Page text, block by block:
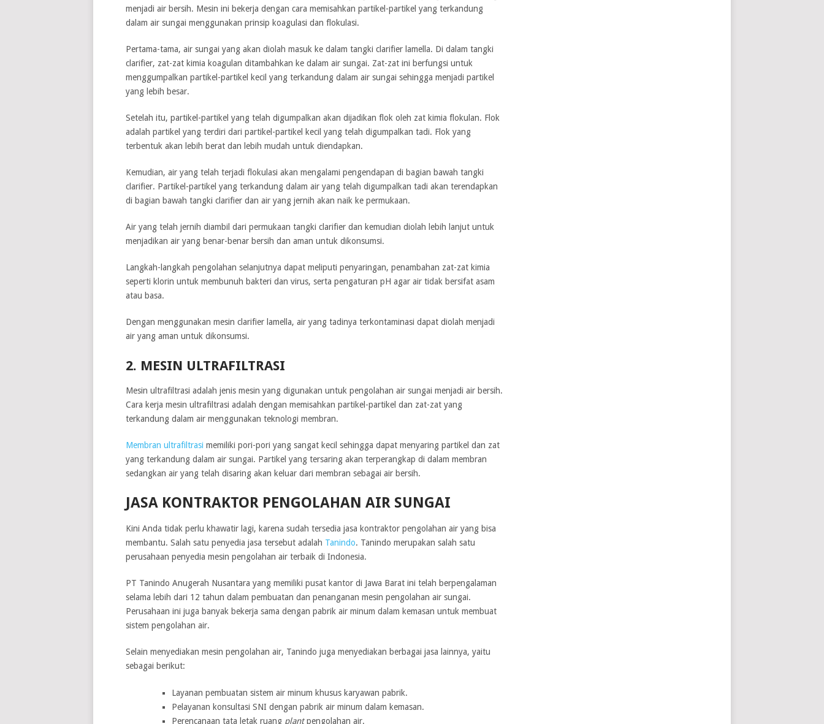
menjadi air bersih. Mesin ini bekerja dengan cara memisahkan partikel-partikel yang terkandung
dalam air sungai menggunakan prinsip koagulasi dan flokulasi.
Pertama-tama, air sungai yang akan diolah masuk ke dalam tangki clarifier lamella. Di dalam tangki
clarifier, zat-zat kimia koagulan ditambahkan ke dalam air sungai. Zat-zat ini berfungsi untuk
menggumpalkan partikel-partikel kecil yang terkandung dalam air sungai sehingga menjadi partikel
yang lebih besar.
Setelah itu, partikel-partikel yang telah digumpalkan akan dijadikan flok oleh zat kimia flokulan. Flok
adalah partikel yang terdiri dari partikel-partikel kecil yang telah digumpalkan tadi. Flok yang
terbentuk akan lebih berat dan lebih mudah untuk diendapkan.
Kemudian, air yang telah terjadi flokulasi akan mengalami pengendapan di bagian bawah tangki
clarifier. Partikel-partikel yang terkandung dalam air yang telah digumpalkan tadi akan terendapkan
di bagian bawah tangki clarifier dan air yang jernih akan naik ke permukaan.
Air yang telah jernih diambil dari permukaan tangki clarifier dan kemudian diolah lebih lanjut untuk
menjadikan air yang benar-benar bersih dan aman untuk dikonsumsi.
Langkah-langkah pengolahan selanjutnya dapat meliputi penyaringan, penambahan zat-zat kimia
seperti klorin untuk membunuh bakteri dan virus, serta pengaturan pH agar air tidak bersifat asam
atau basa.
Dengan menggunakan mesin clarifier lamella, air yang tadinya terkontaminasi dapat diolah menjadi
air yang aman untuk dikonsumsi.
2. MESIN ULTRAFILTRASI
Mesin ultrafiltrasi adalah jenis mesin yang digunakan untuk pengolahan air sungai menjadi air bersih.
Cara kerja mesin ultrafiltrasi adalah dengan memisahkan partikel-partikel dan zat-zat yang
terkandung dalam air menggunakan teknologi membran.
Membran ultrafiltrasi memiliki pori-pori yang sangat kecil sehingga dapat menyaring partikel dan zat
yang terkandung dalam air sungai. Partikel yang tersaring akan terperangkap di dalam membran
sedangkan air yang telah disaring akan keluar dari membran sebagai air bersih.
JASA KONTRAKTOR PENGOLAHAN AIR SUNGAI
Kini Anda tidak perlu khawatir lagi, karena sudah tersedia jasa kontraktor pengolahan air yang bisa
membantu. Salah satu penyedia jasa tersebut adalah Tanindo. Tanindo merupakan salah satu
perusahaan penyedia mesin pengolahan air terbaik di Indonesia.
PT Tanindo Anugerah Nusantara yang memiliki pusat kantor di Jawa Barat ini telah berpengalaman
selama lebih dari 12 tahun dalam pembuatan dan penanganan mesin pengolahan air sungai.
Perusahaan ini juga banyak bekerja sama dengan pabrik air minum dalam kemasan untuk membuat
sistem pengolahan air.
Selain menyediakan mesin pengolahan air, Tanindo juga menyediakan berbagai jasa lainnya, yaitu
sebagai berikut:
Layanan pembuatan sistem air minum khusus karyawan pabrik.
Pelayanan konsultasi SNI dengan pabrik air minum dalam kemasan.
Perencanaan tata letak ruang plantpengolahan air.